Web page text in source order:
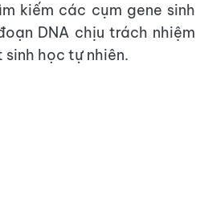
kiếm các cụm gene sinh
DNA chịu trách nhiệm
học tự nhiên.